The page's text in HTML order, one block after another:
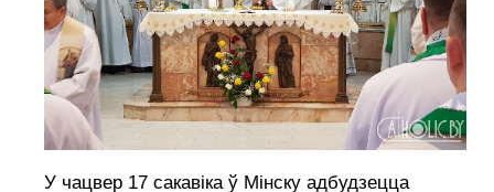
У чацвер 17 сакавіка ў Мінску адбудзецца